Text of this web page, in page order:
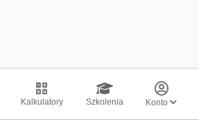
Kalkulatory Szkolenia Konto